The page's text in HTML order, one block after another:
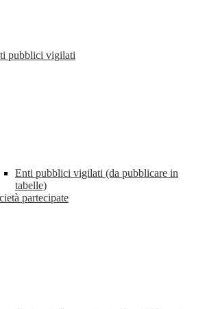
pubblici vigilati
Enti pubblici vigilati (da pubblicare in
tabelle)
partecipate